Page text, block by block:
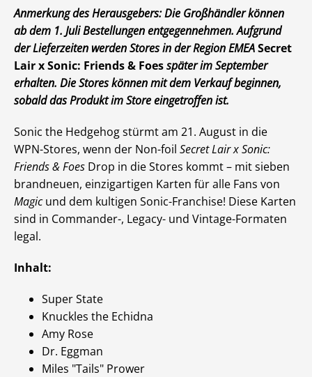
Anmerkung des Herausgebers: Die Großhändler können
ab dem 1. Juli Bestellungen entgegennehmen. Aufgrund
der Lieferzeiten werden Stores in der Region EMEASecret
Lair x Sonic: Friends & Foesspäter im September
erhalten. Die Stores können mit dem Verkauf beginnen,
sobald das Produkt im Store eingetroffen ist.
Sonic the Hedgehog stürmt am 21. August in die
WPN-Stores, wenn der Non-foil Secret Lair x Sonic:
Friends & Foes Drop in die Stores kommt – mit sieben
brandneuen, einzigartigen Karten für alle Fans von
Magicund dem kultigen Sonic-Franchise! Diese Karten
sind in Commander-, Legacy- und Vintage-Formaten
legal.
Inhalt:
Super State
Knuckles the Echidna
Amy Rose
Dr. Eggman
Miles "Tails" Prower